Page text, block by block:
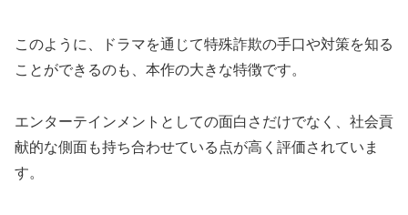
このように、ドラマを通じて特殊詐欺の手口や対策を知る
ことができるのも、本作の大きな特徴です。
エンターテインメントとしての面白さだけでなく、社会貢
献的な側面も持ち合わせている点が高く評価されていま
す。